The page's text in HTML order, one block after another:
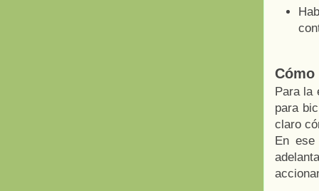
Para la
para
claro
En